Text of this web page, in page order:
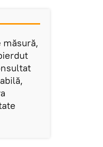
măsură,